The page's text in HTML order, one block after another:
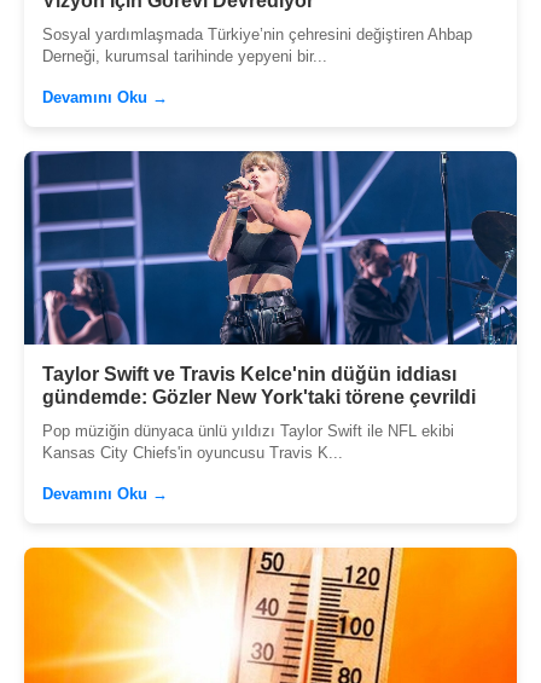
Sosyal yardımlaşmada Türkiye’nin çehresini değiştiren Ahbap
Derneği, kurumsal tarihinde yepyeni bir...
Devamını Oku →
Taylor Swift ve Travis Kelce'nin düğün iddiası
gündemde: Gözler New York'taki törene çevrildi
Pop müziğin dünyaca ünlü yıldızı Taylor Swift ile NFL ekibi
Kansas City Chiefs'in oyuncusu Travis K...
Devamını Oku →